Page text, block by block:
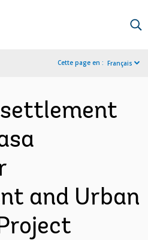
Cette page en : Français
and Urban